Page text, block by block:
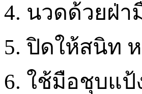
4. นวดด้วยฝ่า
5. ปิดให้สนิท
6. ใช้มือชุบแ